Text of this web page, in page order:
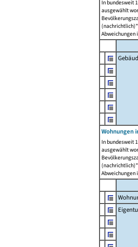
In bundesweit
ausgewählt
Abweichungen
Wohnungen
In bundesweit
ausgewählt
Abweichungen